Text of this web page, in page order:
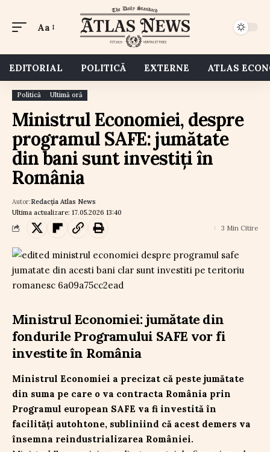
Aa
EDITORIAL POLITICĂ EXTERNE ATLAS
Politică Ultimă oră
Ministrul Economiei, despre
programul SAFE: jumătate
din bani sunt investiți în
România
Ultima actualizare: 17.05.2026 13:40
Autor:Redacția Atlas News
3 Min Citire
Ministrul Economiei: jumătate din
fondurile Programului SAFE vor fi
investite în România
Ministrul Economiei a precizat că peste jumătate
din suma pe care o va contracta România prin
Programul european SAFE va fi investită în
facilități autohtone, subliniind că acest demers va
însemna reindustrializarea României.